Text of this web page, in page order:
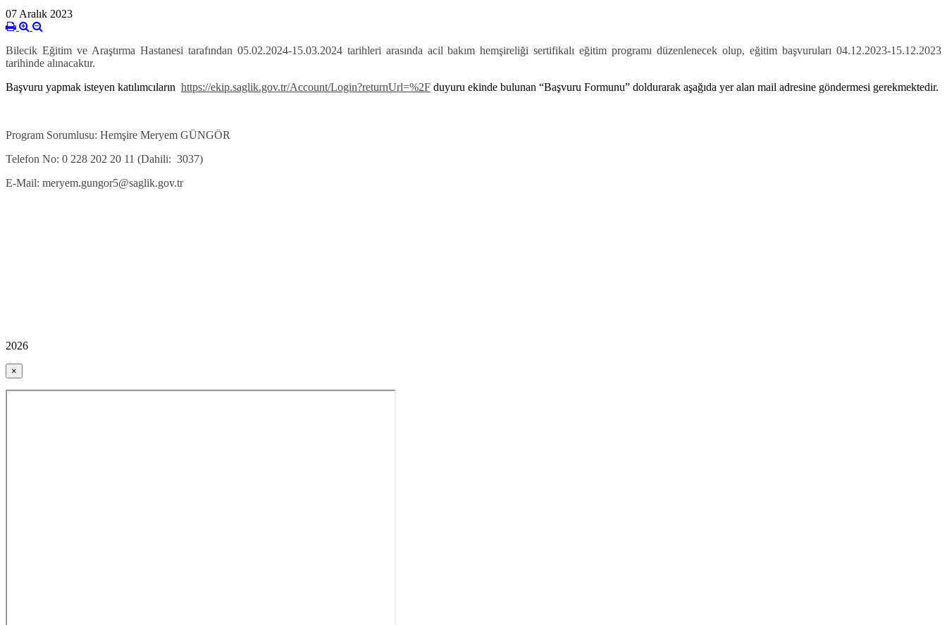
07 Aralık 2023
Bilecik Eğitim ve Araştırma Hastanesi tarafından 05.02.2024-15.03.2024 tarihleri arasında acil bakım hemşireliği sertifikalı eğitim programı düzenlenecek olup, eğitim başvuruları 04.12.2023-15.12.2023
tarihinde alınacaktır.
Başvuru yapmak isteyen katılımcıların https://ekip.saglik.gov.tr/Account/Login?returnUrl=%2F duyuru ekinde bulunan “Başvuru Formunu” doldurarak aşağıda yer alan mail adresine göndermesi gerekmektedir.
Program Sorumlusu: Hemşire Meryem GÜNGÖR
Telefon No: 0 228 202 20 11 (Dahili: 3037)
E-Mail: meryem.gungor5@saglik.gov.tr
2026
×